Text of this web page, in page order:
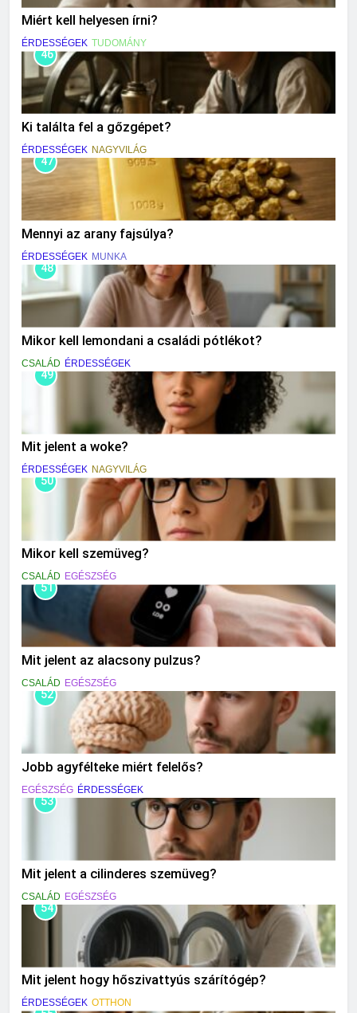
Miért kell helyesen írni?
ÉRDESSÉGEK TUDOMÁNY
46
Ki találta fel a gőzgépet?
ÉRDESSÉGEK NAGYVILÁG
47
Mennyi az arany fajsúlya?
ÉRDESSÉGEK MUNKA
48
Mikor kell lemondani a családi pótlékot?
CSALÁD ÉRDESSÉGEK
49
Mit jelent a woke?
ÉRDESSÉGEK NAGYVILÁG
50
Mikor kell szemüveg?
CSALÁD EGÉSZSÉG
51
Mit jelent az alacsony pulzus?
CSALÁD EGÉSZSÉG
52
Jobb agyfélteke miért felelős?
EGÉSZSÉG ÉRDESSÉGEK
53
Mit jelent a cilinderes szemüveg?
CSALÁD EGÉSZSÉG
54
Mit jelent hogy hőszivattyús szárítógép?
ÉRDESSÉGEK OTTHON